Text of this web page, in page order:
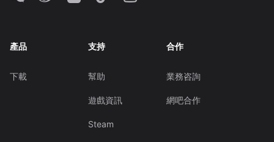
產品
下載
支持
幫助
遊戲資訊
Steam
合作
業務咨詢
網吧合作